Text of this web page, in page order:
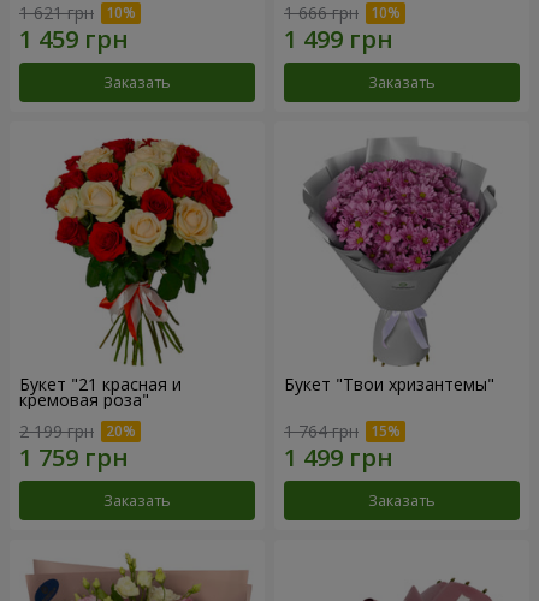
1 621 грн
Заказать
1 666 грн
Заказать
Букет "21 красная и
кремовая роза"
2 199 грн
Заказать
Букет "Твои хризантемы"
1 764 грн
Заказать